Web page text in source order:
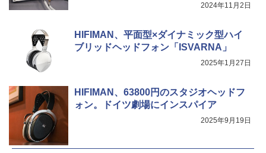
2024年11月2日
HIFIMAN、平面型×ダイナミック型ハイ
ブリッドヘッドフォン「ISVARNA」
2025年1月27日
HIFIMAN、63800円のスタジオヘッドフ
ォン。ドイツ劇場にインスパイア
2025年9月19日